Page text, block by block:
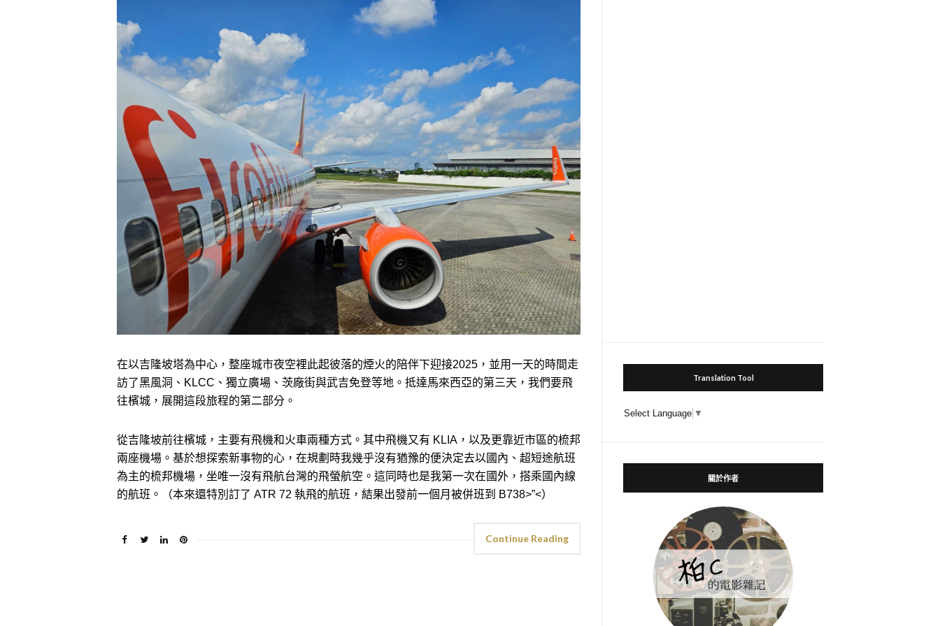
在以吉隆坡塔為中心，整座城市夜空裡此起彼落的煙火的陪伴下迎接2025，並用一天的時間走
訪了黑風洞、KLCC、獨立廣場、茨廠街與武吉免登等地。抵達馬來西亞的第三天，我們要飛
往檳城，展開這段旅程的第二部分。
從吉隆坡前往檳城，主要有飛機和火車兩種方式。其中飛機又有 KLIA，以及更靠近市區的梳邦
兩座機場。基於想探索新事物的心，在規劃時我幾乎沒有猶豫的便決定去以國內、超短途航班
為主的梳邦機場，坐唯一沒有飛航台灣的飛螢航空。這同時也是我第一次在國外，搭乘國內線
的航班。（本來還特別訂了 ATR 72 執飛的航班，結果出發前一個月被併班到 B738>”<）
Continue Reading
Translation Tool
Select Language ▼
關於作者